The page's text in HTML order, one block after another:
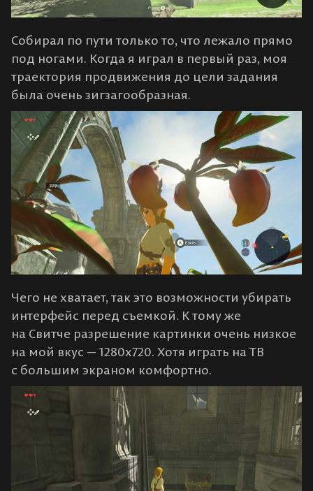
Собирал по пути только то, что лежало прямо
под ногами. Когда я играл в первый раз, моя
траектория продвижения до цели задания
была очень зигзагообразная.
Чего не хватает, так это возможности убирать
интерфейс перед съемкой. К тому же
на Свитче разрешение картинки очень низкое
на мой вкус — 1280х720. Хотя играть на ТВ
с большим экраном комфортно.